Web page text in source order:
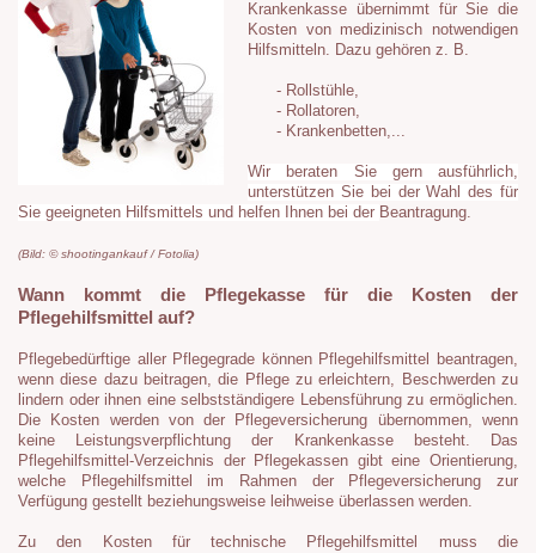
Krankenkasse übernimmt für Sie die
Kosten von medizinisch notwendigen
Hilfsmitteln. Dazu gehören z. B.
- Rollstühle,
- Rollatoren,
- Krankenbetten,...
Wir beraten Sie gern ausführlich,
unterstützen Sie bei der Wahl des für
Sie geeigneten Hilfsmittels und helfen Ihnen bei der Beantragung.
(Bild: © shootingankauf / Fotolia)
Wann kommt die Pflegekasse für die Kosten der
Pflegehilfsmittel auf?
Pflegebedürftige aller Pflegegrade können Pflegehilfsmittel beantragen,
wenn diese dazu beitragen, die Pflege zu erleichtern, Beschwerden zu
lindern oder ihnen eine selbstständigere Lebensführung zu ermöglichen.
Die Kosten werden von der Pflegeversicherung übernommen, wenn
keine Leistungsverpflichtung der Krankenkasse besteht. Das
Pflegehilfsmittel­-Verzeichnis der Pflegekassen gibt eine Orientierung,
welche Pflegehilfsmittel im Rahmen der Pflegeversicherung zur
Verfügung gestellt beziehungsweise leihweise überlassen werden.
Zu den Kosten für technische Pflegehilfsmittel muss die